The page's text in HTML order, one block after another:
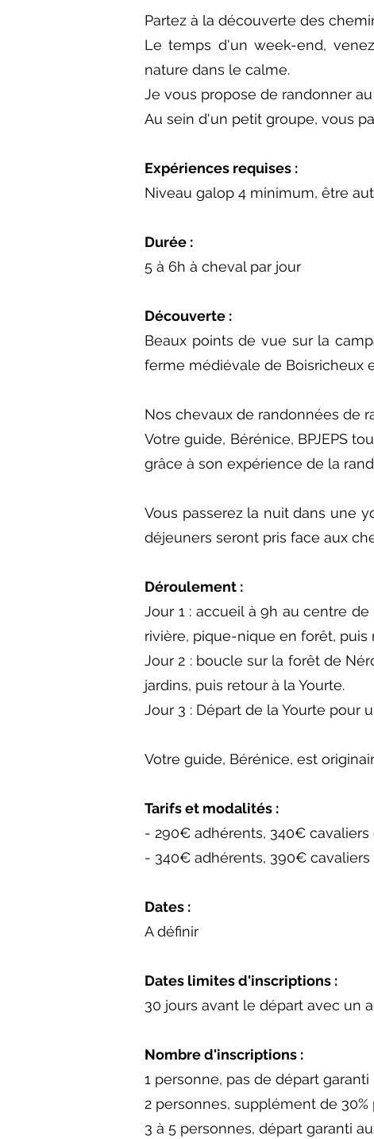
Partez à la découverte des
Le temps d'un week-end,
nature dans le calme.
Je vous propose de randonner
Au sein d'un petit groupe, vous
Expériences requises :
Niveau galop 4 minimum, être
Durée :
5 à 6h à cheval par jour
Découverte :
Beaux points de vue sur la
ferme médiévale de Boisricheux
Nos chevaux de randonnées de
Votre guide, Bérénice, BPJEPS
grâce à son expérience de la
Vous passerez la nuit dans une
déjeuners seront pris face aux
Déroulement :
Jour 1 : accueil à 9h au centre
rivière, pique-nique en forêt, puis
Jour 2 : boucle sur la forêt de
jardins, puis retour à la Yourte.
Jour 3 : Départ de la Yourte pour
Votre guide, Bérénice, est
Tarifs et modalités :
- 290€ adhérents, 340€ cavaliers
- 340€ adhérents, 390€ cavaliers
Dates :
A définir
Dates limites d'inscriptions :
30 jours avant le départ avec un
Nombre d'inscriptions :
1 personne, pas de départ garanti
2 personnes, supplément de 30%
3 à 5 personnes, départ garanti